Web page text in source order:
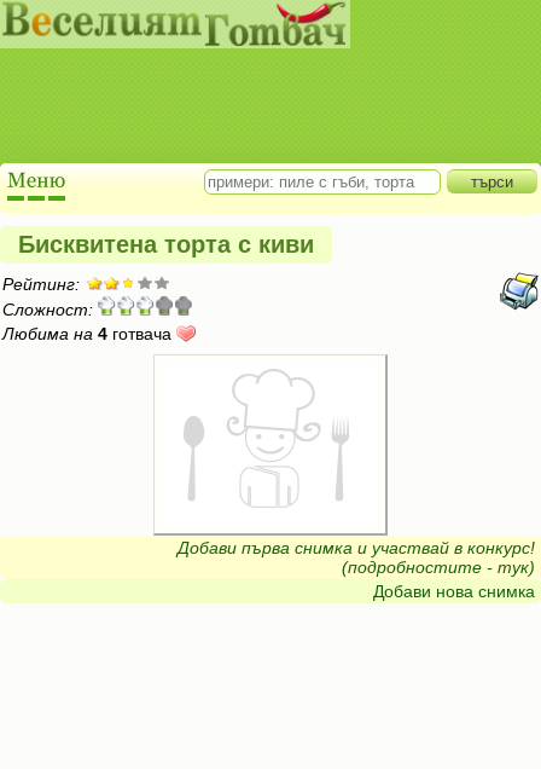
Бисквитена торта с киви
Рейтинг:
Сложност:
Любима на 4 готвача
Добави първа снимка и участвай в конкурс!
(подробностите - тук)
Добави нова снимка